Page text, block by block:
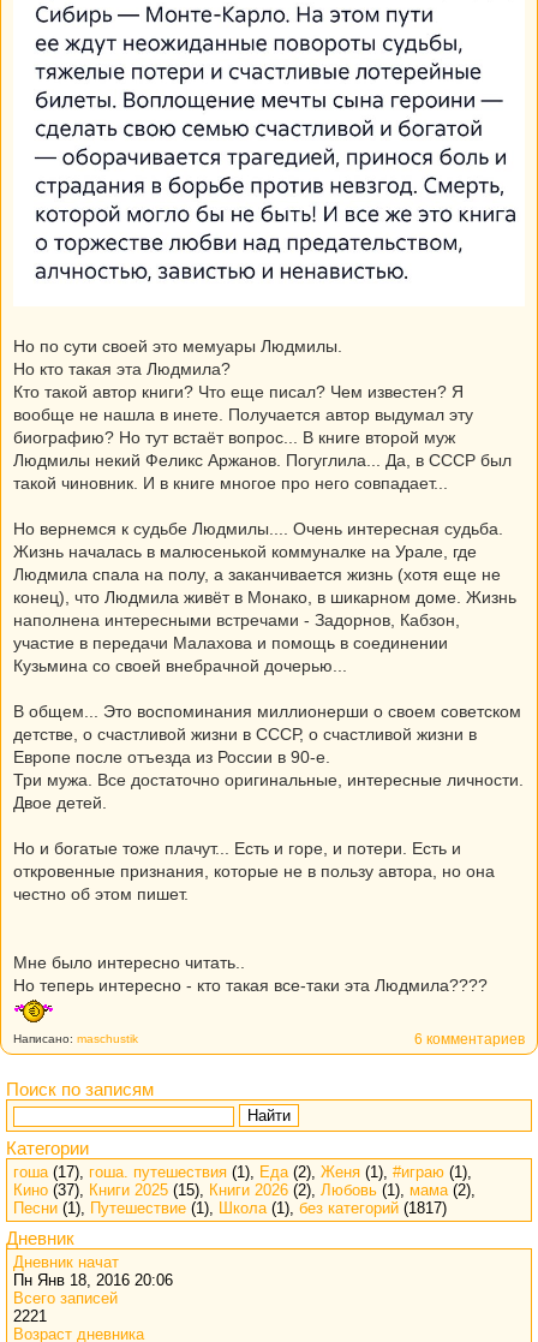
Но по сути своей это мемуары Людмилы.
Но кто такая эта Людмила?
Кто такой автор книги? Что еще писал? Чем известен? Я
вообще не нашла в инете. Получается автор выдумал эту
биографию? Но тут встаёт вопрос... В книге второй муж
Людмилы некий Феликс Аржанов. Погуглила... Да, в СССР был
такой чиновник. И в книге многое про него совпадает...
Но вернемся к судьбе Людмилы.... Очень интересная судьба.
Жизнь началась в малюсенькой коммуналке на Урале, где
Людмила спала на полу, а заканчивается жизнь (хотя еще не
конец), что Людмила живёт в Монако, в шикарном доме. Жизнь
наполнена интересными встречами - Задорнов, Кабзон,
участие в передачи Малахова и помощь в соединении
Кузьмина со своей внебрачной дочерью...
В общем... Это воспоминания миллионерши о своем советском
детстве, о счастливой жизни в СССР, о счастливой жизни в
Европе после отъезда из России в 90-е.
Три мужа. Все достаточно оригинальные, интересные личности.
Двое детей.
Но и богатые тоже плачут... Есть и горе, и потери. Есть и
откровенные признания, которые не в пользу автора, но она
честно об этом пишет.
Мне было интересно читать..
Но теперь интересно - кто такая все-таки эта Людмила????
6 комментариев
Написано: maschustik
Поиск по записям
Найти
Категории
гоша(17), гоша. путешествия (1), Еда(2), Женя (1), #играю (1),
Кино (37), Книги 2025 (15), Книги 2026 (2), Любовь (1), мама(2),
Песни (1), Путешествие (1), Школа(1), без категорий (1817)
Дневник
Дневник начат
Пн Янв 18, 2016 20:06
Всего записей
2221
Возраст дневника